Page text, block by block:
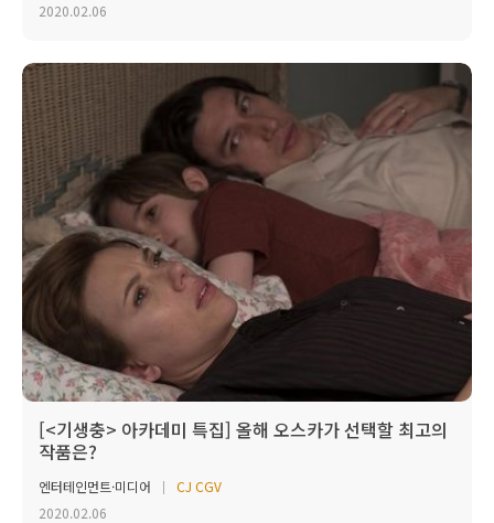
2020.02.06
[<기생충> 아카데미 특집] 올해 오스카가 선택할 최고의
작품은?
엔터테인먼트·미디어
CJ CGV
2020.02.06